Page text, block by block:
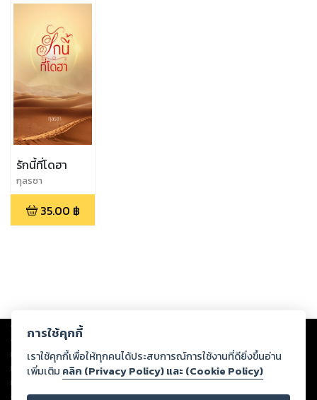
รักนี้ที่โดฮา
กุลรชา
35.00 ฿
Copyright © 2026
ต่อผลงานหรือเนื้อหาใดที่อัปโหลดผ่านเว็บไซต์และปรากฏว่าละเมิดสิทธิใน
ทรัพย์สินทางปัญญาของบุคคลอื่นหรือขัดต่อกฎหมายและศีลธรรม ดังนั้น ผู้อ่าน
ทุกท่านโปรดใช้วิจารณญาณในการกลั่นกรองด้วยตนเอง และหากท่านพบว่าส่วน
หนึ่งส่วนใดขัดต่อกฎหมายและศีลธรรม กรุณาแจ้งมายังบริษัท เพื่อทีมงานจะได้
ดำเนินการในทันที ทั้งนี้ ทางสตอรี่ล็อกขอสงวนลิขสิทธิ์ตามพระราชบัญญัติ
การใช้คุกกี้
เราใช้คุกกี้เพื่อให้ทุกคนได้ประสบการณ์การใช้งานที่ดียิ่งขึ้นอ่าน
เพิ่มเติม คลิก (Privacy Policy) และ (Cookie Policy)